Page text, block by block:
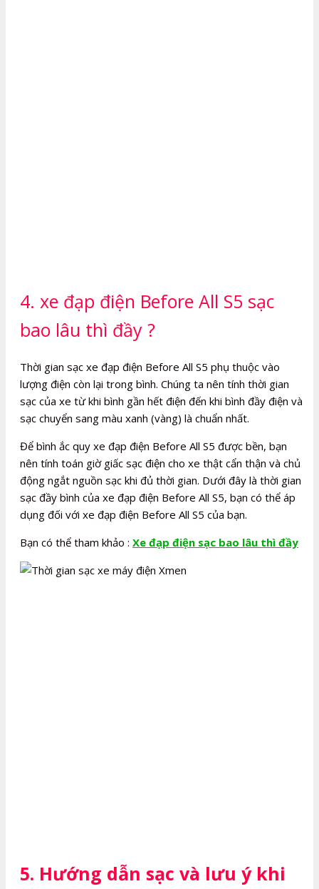
4. xe đạp điện Before All S5 sạc
bao lâu thì đầy ?
Thời gian sạc xe đạp điện Before All S5 phụ thuộc vào
lượng điện còn lại trong bình. Chúng ta nên tính thời gian
sạc của xe từ khi bình gần hết điện đến khi bình đầy điện và
sạc chuyển sang màu xanh (vàng) là chuẩn nhất.
Để bình ắc quy xe đạp điện Before All S5 được bền, bạn
nên tính toán giờ giấc sạc điện cho xe thật cẩn thận và chủ
động ngắt nguồn sạc khi đủ thời gian. Dưới đây là thời gian
sạc đầy bình của xe đạp điện Before All S5, bạn có thể áp
dụng đối với xe đạp điện Before All S5 của bạn.
Bạn có thể tham khảo : Xe đạp điện sạc bao lâu thì đầy
5. Hướng dẫn sạc và lưu ý khi